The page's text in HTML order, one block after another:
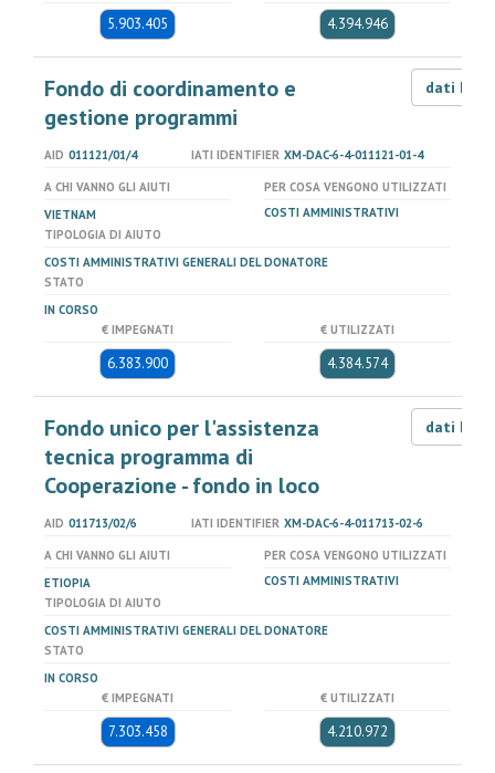
5.903.405 4.394.946
Fondo di coordinamento e
gestione programmi
dati LOD
AID 011121/01/4 IATI IDENTIFIER XM-DAC-6-4-011121-01-4
A CHI VANNO GLI AIUTI
VIETNAM
PER COSA VENGONO UTILIZZATI
COSTI AMMINISTRATIVI
TIPOLOGIA DI AIUTO
COSTI AMMINISTRATIVI GENERALI DEL DONATORE
STATO
IN CORSO
€ IMPEGNATI
6.383.900
€ UTILIZZATI
4.384.574
Fondo unico per l'assistenza
tecnica programma di
Cooperazione - fondo in loco
dati LOD
AID 011713/02/6 IATI IDENTIFIER XM-DAC-6-4-011713-02-6
A CHI VANNO GLI AIUTI
ETIOPIA
PER COSA VENGONO UTILIZZATI
COSTI AMMINISTRATIVI
TIPOLOGIA DI AIUTO
COSTI AMMINISTRATIVI GENERALI DEL DONATORE
STATO
IN CORSO
€ IMPEGNATI
7.303.458
€ UTILIZZATI
4.210.972